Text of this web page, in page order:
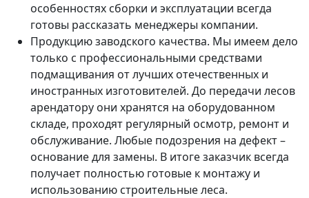
особенностях сборки и эксплуатации всегда
готовы рассказать менеджеры компании.
Продукцию заводского качества. Мы имеем дело
только с профессиональными средствами
подмащивания от лучших отечественных и
иностранных изготовителей. До передачи лесов
арендатору они хранятся на оборудованном
складе, проходят регулярный осмотр, ремонт и
обслуживание. Любые подозрения на дефект –
основание для замены. В итоге заказчик всегда
получает полностью готовые к монтажу и
использованию строительные леса.